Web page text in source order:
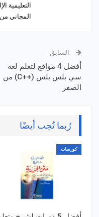
التعليمية
المجاني
السابق
أفضل 4 مواقع لتعلم لغة
سي بلس بلس (++C) من
الصفر
رُبما تُحِب أيضًا
كورسات